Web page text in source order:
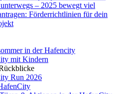
– 2025 bewegt viel
Förderrichtlinien für dein
in der Hafencity
mit Kindern
Run 2026